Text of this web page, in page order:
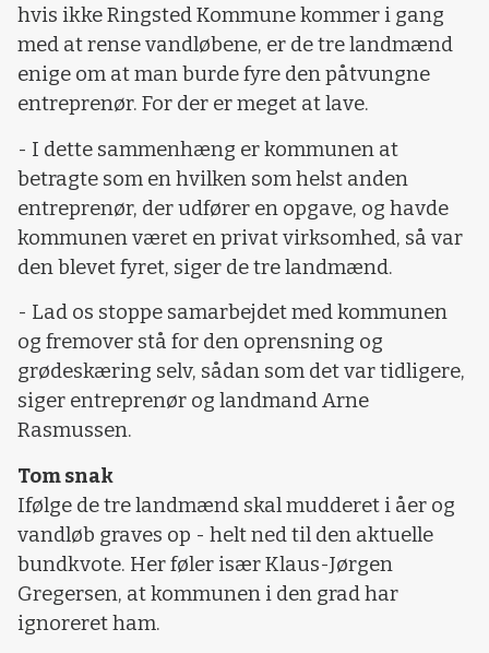
hvis ikke Ringsted Kommune kommer i gang
med at rense vandløbene, er de tre landmænd
enige om at man burde fyre den påtvungne
entreprenør. For der er meget at lave.
- I dette sammenhæng er kommunen at
betragte som en hvilken som helst anden
entreprenør, der udfører en opgave, og havde
kommunen været en privat virksomhed, så var
den blevet fyret, siger de tre landmænd.
- Lad os stoppe samarbejdet med kommunen
og fremover stå for den oprensning og
grødeskæring selv, sådan som det var tidligere,
siger entreprenør og landmand Arne
Rasmussen.
Tom snak
Ifølge de tre landmænd skal mudderet i åer og
vandløb graves op - helt ned til den aktuelle
bundkvote. Her føler især Klaus-Jørgen
Gregersen, at kommunen i den grad har
ignoreret ham.